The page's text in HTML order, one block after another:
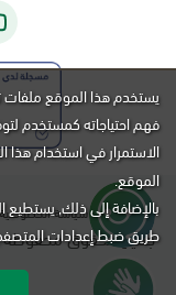
سياسة
جميع الحقوق محفوظة
يستخدم هذا الموقع ملفات
فهم احتياجاته كمستخدم
الاستمرار في استخدام
الموقع.
بالإضافة إلى ذلك,
طريق ضبط إعدادات